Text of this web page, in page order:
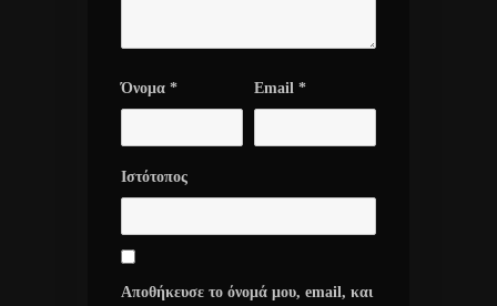
Όνομα * Email *
Ιστότοπος
Αποθήκευσε το όνομά μου, email, και